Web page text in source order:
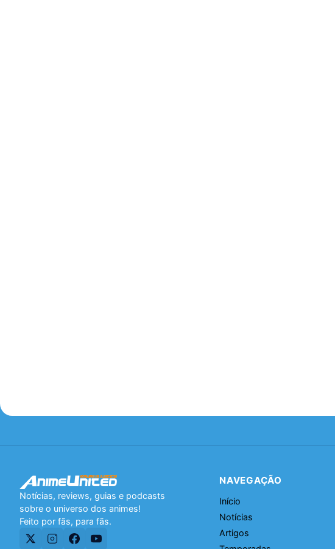
Notícias, reviews, guias e podcasts
sobre o universo dos animes!
Feito por fãs, para fãs.
NAVEGAÇÃO
Início
Notícias
Artigos